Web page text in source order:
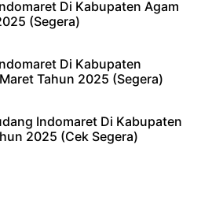
Di Kabupaten Agam
(Segera)
Di Kabupaten
Tahun 2025 (Segera)
Indomaret Di Kabupaten
2025 (Cek Segera)